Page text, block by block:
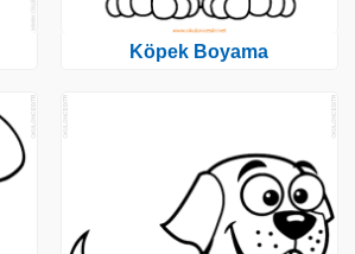
Köpek Boyama